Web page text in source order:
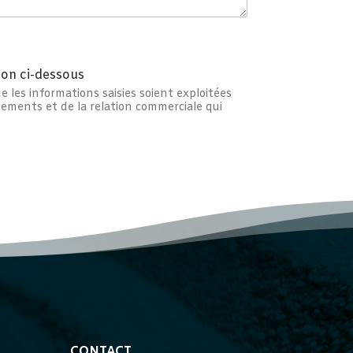
ci-dessous
informations saisies soient exploitées
et de la relation commerciale qui